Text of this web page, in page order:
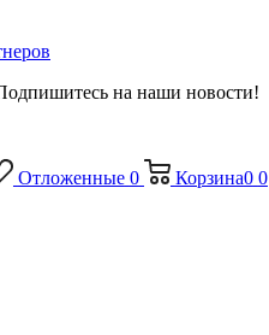
на наши новости!
Отложенные 0 Корзина0 0